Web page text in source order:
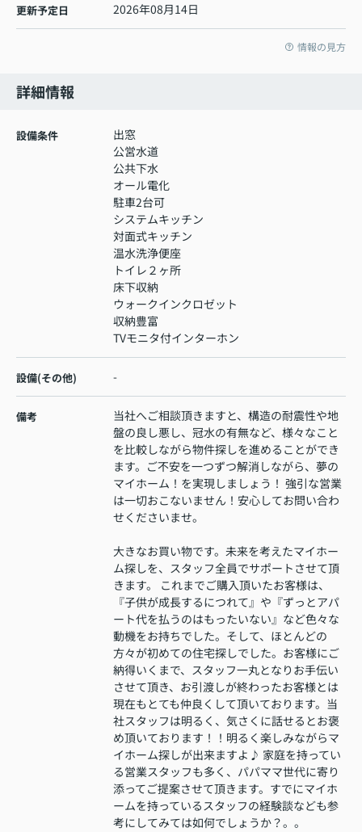
更新予定日 2026年08月14日
情報の見方
詳細情報
設備条件
出窓
公営水道
公共下水
オール電化
駐車2台可
システムキッチン
対面式キッチン
温水洗浄便座
トイレ２ヶ所
床下収納
ウォークインクロゼット
収納豊富
TVモニタ付インターホン
設備(その他) -
備考
当社へご相談頂きますと、構造の耐震性や地
盤の良し悪し、冠水の有無など、様々なこと
を比較しながら物件探しを進めることができ
ます。ご不安を一つずつ解消しながら、夢の
マイホーム！を実現しましょう！ 強引な営業
は一切おこないません！安心してお問い合わ
せくださいませ。
大きなお買い物です。未来を考えたマイホー
ム探しを、スタッフ全員でサポートさせて頂
きます。 これまでご購入頂いたお客様は、
『子供が成長するにつれて』や『ずっとアパ
ート代を払うのはもったいない』など色々な
動機をお持ちでした。そして、ほとんどの
方々が初めての住宅探しでした。お客様にご
納得いくまで、スタッフ一丸となりお手伝い
させて頂き、お引渡しが終わったお客様とは
現在もとても仲良くして頂いております。当
社スタッフは明るく、気さくに話せるとお褒
め頂いております！！明るく楽しみながらマ
イホーム探しが出来ますよ♪ 家庭を持ってい
る営業スタッフも多く、パパママ世代に寄り
添ってご提案させて頂きます。すでにマイホ
ームを持っているスタッフの経験談なども参
考にしてみては如何でしょうか？。。